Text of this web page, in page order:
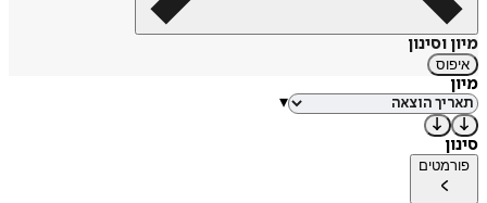
מיון וסינון
איפוס
מיון
▾
סינון
פורמטים